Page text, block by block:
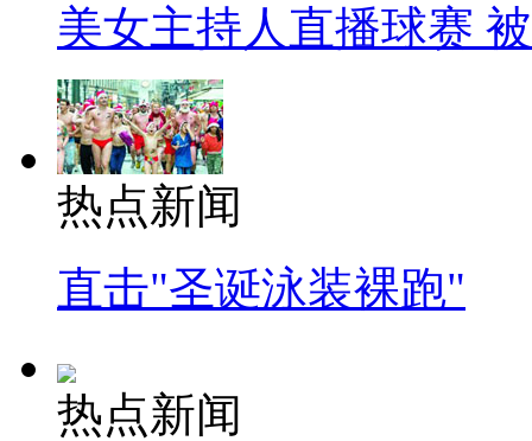
美女主持人直播球赛
热点新闻
直击"圣诞泳装裸跑"
热点新闻